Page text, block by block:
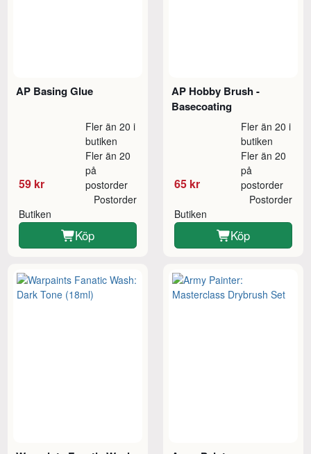
AP Basing Glue
59 kr
Fler än 20 i
butiken
Fler än 20
på
postorder
Butiken
Postorder
Köp
AP Hobby Brush -
Basecoating
65 kr
Fler än 20 i
butiken
Fler än 20
på
postorder
Butiken
Postorder
Köp